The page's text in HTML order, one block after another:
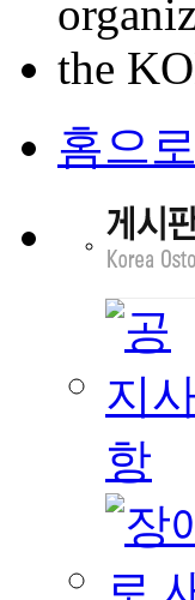
홈으로